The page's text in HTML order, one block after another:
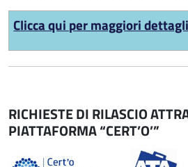
Clicca qui per maggiori dettagli
RICHIESTE DI RILASCIO
PIATTAFORMA “CERT’O’”